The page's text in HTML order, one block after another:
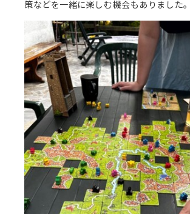
策などを一緒に楽しむ機会もありました。